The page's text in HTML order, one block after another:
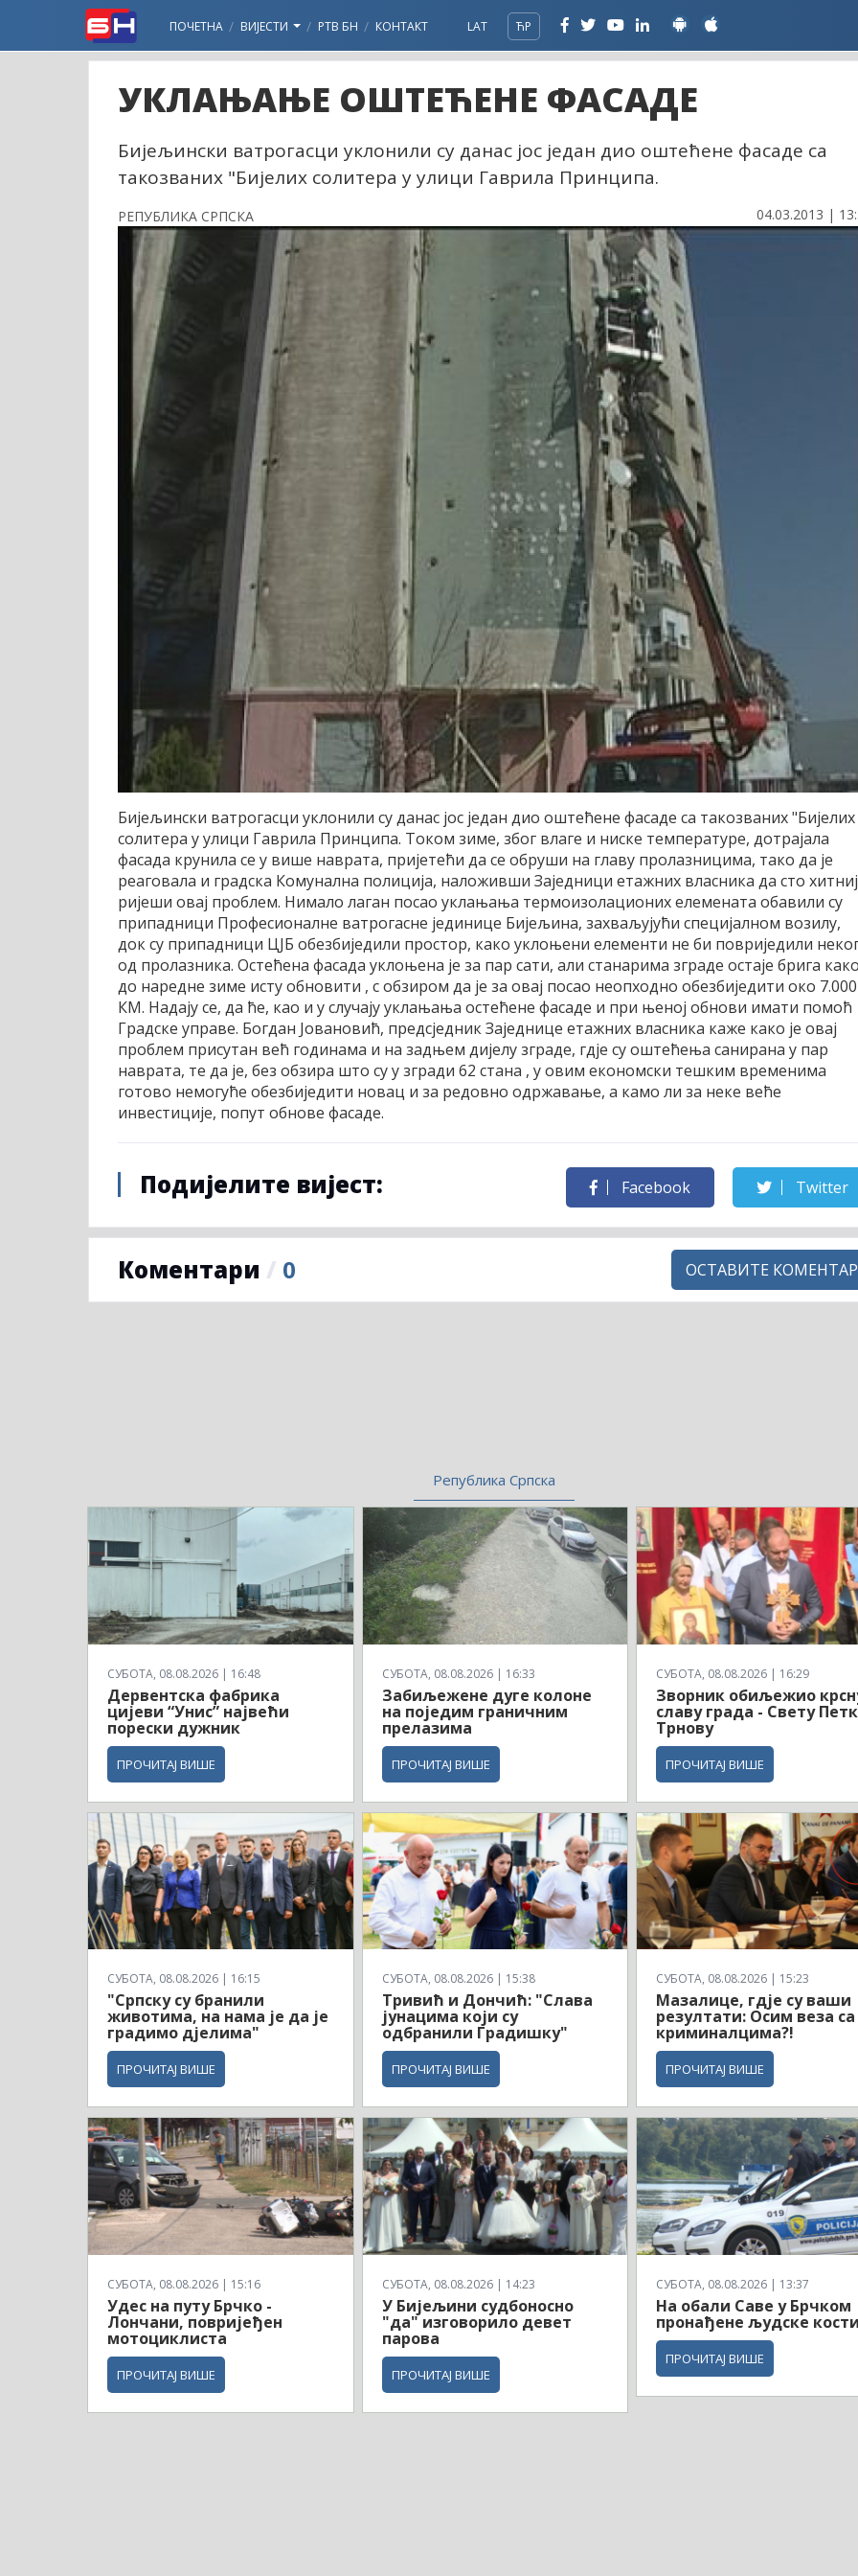
ПОЧЕТНА ВИЈЕСТИ РТВ БН КОНТАКТ LAT ЋР
УКЛАЊАЊЕ ОШТЕЋЕНЕ ФАСАДЕ
Бијељински ватрогасци уклонили су данас јос један дио оштећене фасаде са
такозваних "Бијелих солитера у улици Гаврила Принципа.
РЕПУБЛИКА СРПСКА 04.03.2013 |
Бијељински ватрогасци уклонили су данас јос један дио оштећене фасаде са такозваних "Бијелих
солитера у улици Гаврила Принципа. Током зиме, због влаге и ниске температуре, дотрајала
фасада крунила се у више наврата, пријетећи да се обруши на главу пролазницима, тако да је
реаговала и градска Комунална полиција, наложивши Заједници етажних власника да сто
ријеши овај проблем. Нимало лаган посао уклањања термоизолационих елемената обавили су
припадници Професионалне ватрогасне јединице Бијељина, захваљујући специјалном возилу,
док су припадници ЦЈБ обезбиједили простор, како уклоњени елементи не би повриједили
од пролазника. Остећена фасада уклоњена је за пар сати, али станарима зграде остаје брига
до наредне зиме исту обновити , с обзиром да је за овај посао неопходно обезбиједити око 7.000
КМ. Надају се, да ће, као и у случају уклањања остећене фасаде и при њеној обнови имати помоћ
Градске управе. Богдан Јовановић, предсједник Заједнице етажних власника каже како је овај
проблем присутан већ годинама и на задњем дијелу зграде, гдје су оштећења санирана у пар
наврата, те да је, без обзира што су у згради 62 стана , у овим економски тешким временима
готово немогуће обезбиједити новац и за редовно одржавање, а камо ли за неке веће
инвестиције, попут обнове фасаде.
Подијелите вијест: Facebook Twitter
Коментари / 0 ОСТАВИТЕ КОМЕНТАР
Република Српска
СУБОТА, 08.08.2026 | 16:48
Дервентска фабрика
цијеви “Унис” највећи
порески дужник
ПРОЧИТАЈ ВИШЕ
СУБОТА, 08.08.2026 | 16:33
Забиљежене дуге колоне
на поједим граничним
прелазима
ПРОЧИТАЈ ВИШЕ
СУБОТА, 08.08.2026 | 16:29
Зворник обиљежио
славу града - Свету
Трнову
ПРОЧИТАЈ ВИШЕ
СУБОТА, 08.08.2026 | 16:15
"Српску су бранили
животима, на нама је да је
градимо дјелима"
ПРОЧИТАЈ ВИШЕ
СУБОТА, 08.08.2026 | 15:38
Тривић и Дончић: "Слава
јунацима који су
одбранили Градишку"
ПРОЧИТАЈ ВИШЕ
СУБОТА, 08.08.2026 | 15:23
Мазалице, гдје су ваши
резултати: Осим веза са
криминалцима?!
ПРОЧИТАЈ ВИШЕ
СУБОТА, 08.08.2026 | 15:16
Удес на путу Брчко -
Лончани, повријеђен
мотоциклиста
ПРОЧИТАЈ ВИШЕ
СУБОТА, 08.08.2026 | 14:23
У Бијељини судбоносно
"да" изговорило девет
парова
ПРОЧИТАЈ ВИШЕ
СУБОТА, 08.08.2026 | 13:37
На обали Саве у Брчком
пронађене људске
ПРОЧИТАЈ ВИШЕ